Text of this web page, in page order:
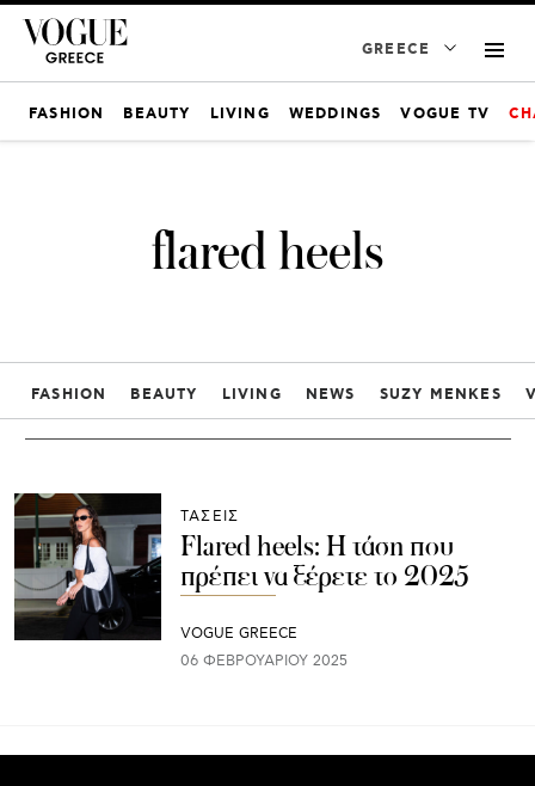
GREECE
FASHION BEAUTY LIVING WEDDINGS VOGUE TV
flared heels
FASHION BEAUTY LIVING NEWS SUZY MENKES
ΤΑΣΕΙΣ
Flared heels: Η τάση που
πρέπει να ξέρετε το 2025
VOGUE GREECE
06 ΦΕΒΡΟΥΑΡΊΟΥ 2025